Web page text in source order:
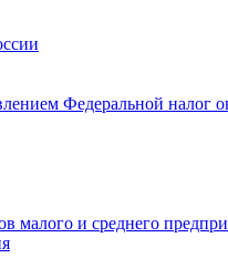
Федеральной налог
малого и среднего